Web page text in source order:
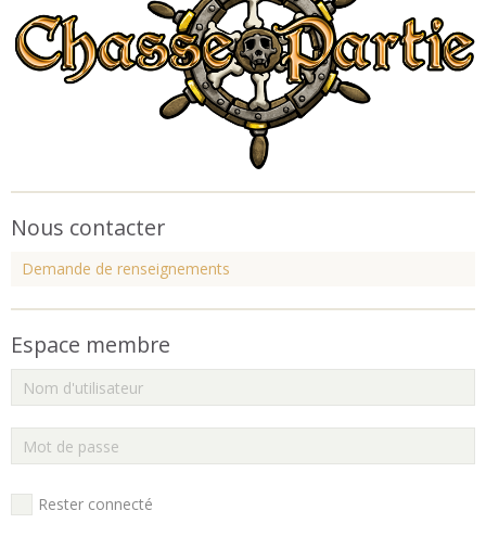
Nous contacter
Demande de renseignements
Espace membre
Rester connecté